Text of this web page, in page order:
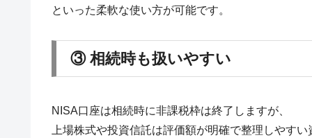
といった柔軟な使い方が可能です。
③ 相続時も扱いやすい
NISA口座は相続時に非課税枠は終了しますが、
上場株式や投資信託は評価額が明確で整理しやすい